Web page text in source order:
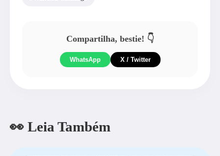
Compartilha, bestie! 👇
WhatsApp X / Twitter
👀 Leia Também